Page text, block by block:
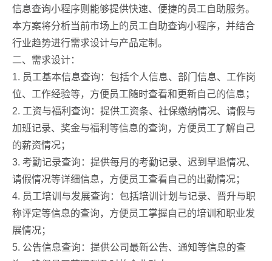
信息查询小程序则能够提供快速、便捷的员工自助服务。
本方案将分析当前市场上的员工自助查询小程序，并结合
行业趋势进行需求设计与产品定制。
二、需求设计：
1. 员工基本信息查询：包括个人信息、部门信息、工作岗
位、工作经验等，方便员工随时查看和更新自己的信息；
2. 工资与福利查询：提供工资条、社保缴纳情况、请假与
加班记录、奖金与福利等信息的查询，方便员工了解自己
的薪资情况；
3. 考勤记录查询：提供每月的考勤记录、迟到早退情况、
请假情况等详细信息，方便员工查看自己的出勤情况；
4. 员工培训与发展查询：包括培训计划与记录、晋升与职
称评定等信息的查询，方便员工掌握自己的培训和职业发
展情况；
5. 公告信息查询：提供公司最新公告、通知等信息的查